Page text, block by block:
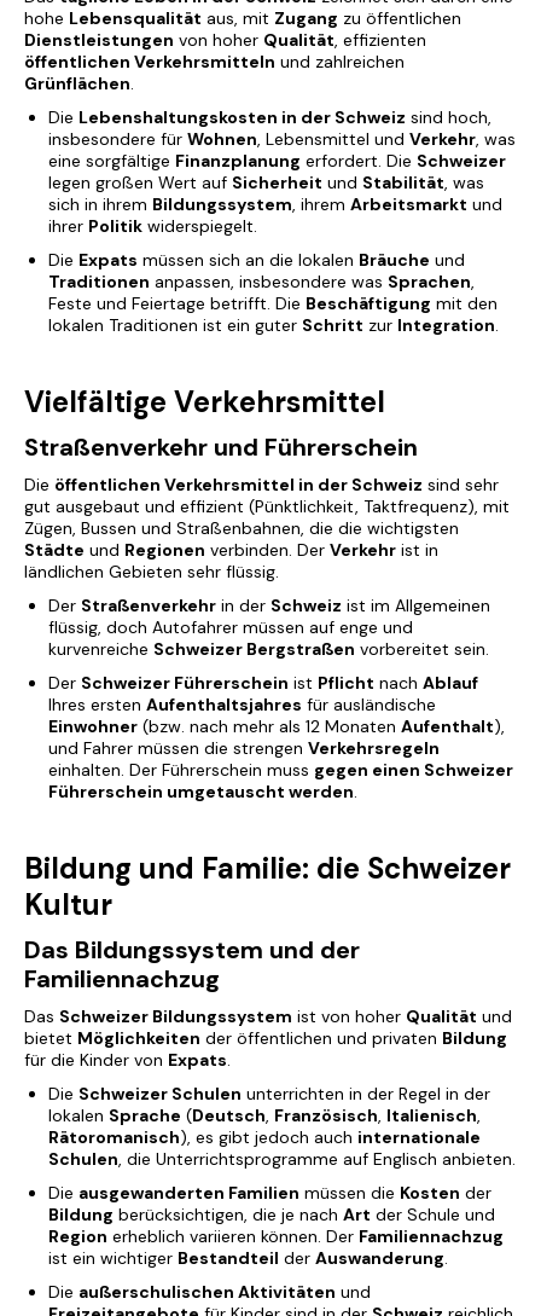
hohe Lebensqualität aus, mit Zugang zu öffentlichen
Dienstleistungen von hoher Qualität, effizienten
öffentlichen Verkehrsmitteln und zahlreichen
Grünflächen.
Die Lebenshaltungskosten in der Schweiz sind hoch,
insbesondere für Wohnen, Lebensmittel und Verkehr, was
eine sorgfältige Finanzplanung erfordert. Die Schweizer
legen großen Wert auf Sicherheit und Stabilität, was
sich in ihrem Bildungssystem, ihrem Arbeitsmarkt und
ihrer Politik widerspiegelt.
Die Expats müssen sich an die lokalen Bräuche und
Traditionen anpassen, insbesondere was Sprachen,
Feste und Feiertage betrifft. Die Beschäftigung mit den
lokalen Traditionen ist ein guter Schritt zur Integration.
Vielfältige Verkehrsmittel
Straßenverkehr und Führerschein
Die öffentlichen Verkehrsmittel in der Schweiz sind sehr
gut ausgebaut und effizient (Pünktlichkeit, Taktfrequenz), mit
Zügen, Bussen und Straßenbahnen, die die wichtigsten
Städte und Regionen verbinden. Der Verkehr ist in
ländlichen Gebieten sehr flüssig.
Der Straßenverkehr in der Schweiz ist im Allgemeinen
flüssig, doch Autofahrer müssen auf enge und
kurvenreiche Schweizer Bergstraßen vorbereitet sein.
Der Schweizer Führerschein ist Pflicht nach Ablauf
Ihres ersten Aufenthaltsjahres für ausländische
Einwohner (bzw. nach mehr als 12 Monaten Aufenthalt),
und Fahrer müssen die strengen Verkehrsregeln
einhalten. Der Führerschein muss gegen einen Schweizer
Führerschein umgetauscht werden.
Bildung und Familie: die Schweizer
Kultur
Das Bildungssystem und der
Familiennachzug
Das Schweizer Bildungssystem ist von hoher Qualität und
bietet Möglichkeiten der öffentlichen und privaten Bildung
für die Kinder von Expats.
Die Schweizer Schulen unterrichten in der Regel in der
lokalen Sprache (Deutsch, Französisch, Italienisch,
Rätoromanisch), es gibt jedoch auch internationale
Schulen, die Unterrichtsprogramme auf Englisch anbieten.
Die ausgewanderten Familien müssen die Kosten der
Bildung berücksichtigen, die je nach Art der Schule und
Region erheblich variieren können. Der Familiennachzug
ist ein wichtiger Bestandteil der Auswanderung.
Die außerschulischen Aktivitäten und